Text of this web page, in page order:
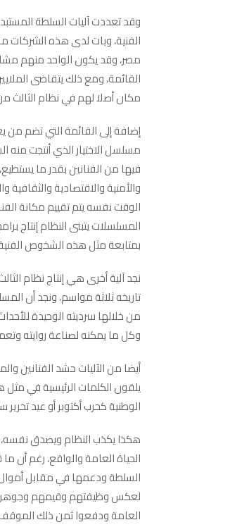
وقد تعددت آليات السلطة
الفنية، وبات لدى هذه الشركات
القائمة، ومع ذلك يتقاضى
مكان أصلا لهم في نظام الثالث
إضافة إلى القائمة التي تضم من
مسلسل الاختيار الذي أنتجت
فيها من الفنانين بقدر ما
والأمنية والاقتصادية والثقافية
الوقت نفسه يتم تقييم مكانة
المسلسلات يتبنى النظام إنتاج
بمتابعة مثل هذه الشخوص
نجد آلية أخرى هي إنتاج نظام
تاريخه ثلاثة مواسم، ونجد أن
من خلالها سرديته الوحيدة
وكل ما يمكنه لصناعة روايته
أيضا من الآليات حشد الفنانين
يلقون الكلمات الرئيسية في مثل
الوطنية كحرب أكتوبر أو عيد
هكذا يكذب النظام ويصدق
الحياة العامة والواقع، رغم
السلطة ودعمها في مقابل أموال
لعكس وظيفتهم وقيمهم وجوهر
العامة ودفعوا ثمن ذلك الموقف